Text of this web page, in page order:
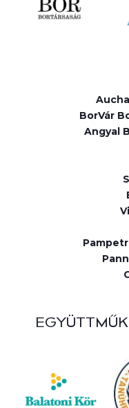
BorVár
Angyal